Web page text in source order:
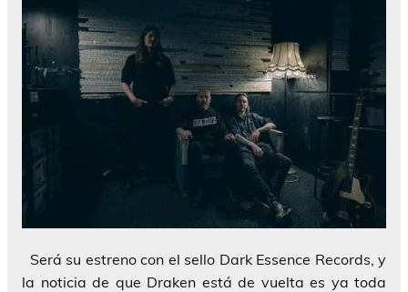
Será su estreno con el sello Dark Essence Records, y
la noticia de que Draken está de vuelta es ya toda